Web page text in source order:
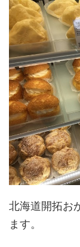
北海道開拓お
ます。